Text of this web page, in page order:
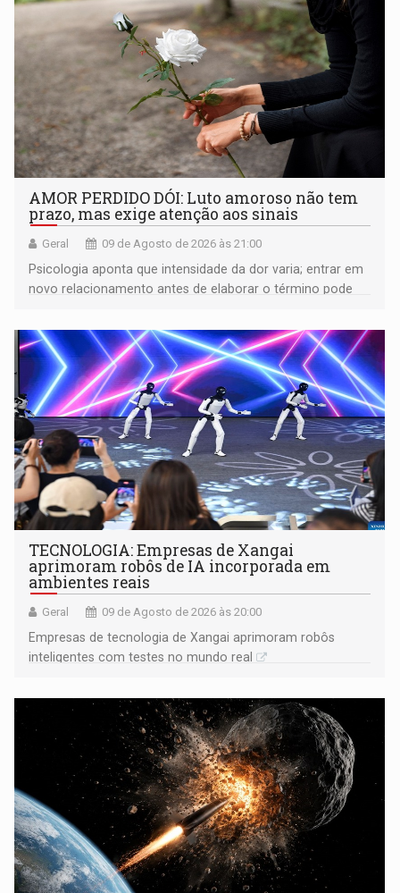
AMOR PERDIDO DÓI: Luto amoroso não tem
prazo, mas exige atenção aos sinais
Geral 09 de Agosto de 2026 às 21:00
Psicologia aponta que intensidade da dor varia; entrar em
novo relacionamento antes de elaborar o término pode
TECNOLOGIA: Empresas de Xangai
aprimoram robôs de IA incorporada em
ambientes reais
Geral 09 de Agosto de 2026 às 20:00
Empresas de tecnologia de Xangai aprimoram robôs
inteligentes com testes no mundo real